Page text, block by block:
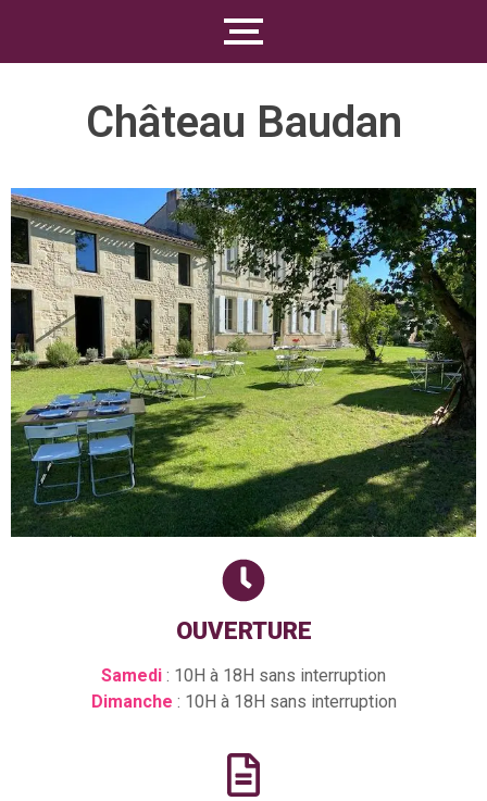
Château Baudan
OUVERTURE
Samedi : 10H à 18H sans interruption
Dimanche : 10H à 18H sans interruption